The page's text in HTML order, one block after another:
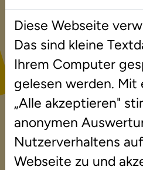
Jobs
Sie interessieren sich
den Duden Instituten
den Standorten
Heidelberg/Wiesloch/
sind folgende
Wir freuen uns über Ihre
Diese Webseite
Das sind kleine
Ihrem Computer
gelesen werden. Mit
„Alle akzeptieren"
anonymen
Nutzerverhaltens
Webseite zu und